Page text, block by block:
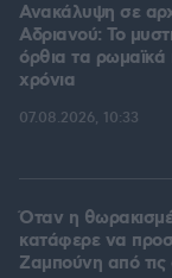
Ανακάλυψη σε
Αδριανού: Το
όρθια τα ρωμαϊκά
χρόνια
07.08.2026, 10:33
Όταν η
κατάφερε να
Ζαμπούνη από τις